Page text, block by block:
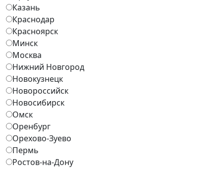
Казань
Краснодар
Красноярск
Минск
Москва
Нижний Новгород
Новокузнецк
Новороссийск
Новосибирск
Омск
Оренбург
Орехово-Зуево
Пермь
Ростов-на-Дону